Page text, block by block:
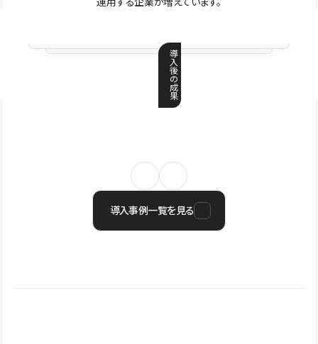
導
入
後
の
成
果
導入事例一覧を見る